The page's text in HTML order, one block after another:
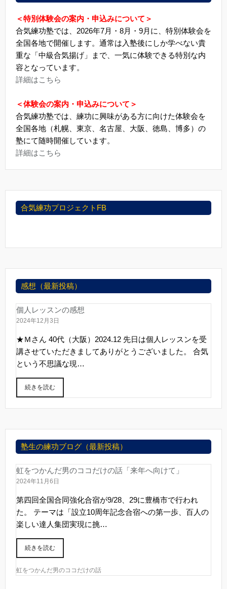
＜特別体験会の案内・申込みについて＞
合気練功塾では、2026年7月・8月・9月に、特別体験会を
全国各地で開催します。通常は入塾後にしか学べない貴
重な「中級合気揚げ」まで、一気に体験できる特別な内
容となっています。
詳細はこちら
＜体験会の案内・申込みについて＞
合気練功塾では、練功に興味がある方に向けた体験会を
全国各地（札幌、東京、名古屋、大阪、徳島、博多）の
塾にて随時開催しています。
詳細はこちら
合気練功プロジェクトFB
感想（最新投稿）
個人レッスンの感想
2024年12月3日
★Ｍさん 40代（大阪）2024.12 先日は個人レッスンを受
講させていただきましてありがとうございました。 合気
という不思議な現…
続きを読む
塾生の練功ブログ（最新投稿）
虹をつかんだ男のココだけの話「来年へ向けて」
2024年11月6日
第四回全国合同強化合宿が9/28、29に豊橋市で行われ
た。 テーマは「設立10周年記念合宿への第一歩、百人の
楽しい達人集団実現に挑…
続きを読む
虹をつかんだ男のココだけの話